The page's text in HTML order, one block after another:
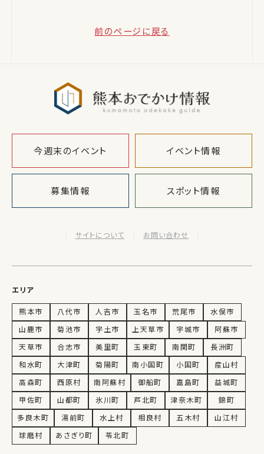
前のページに戻る
今週末のイベント イベント情報
募集情報 スポット情報
サイトについて お問い合わせ
エリア
熊本市 八代市 人吉市 玉名市 荒尾市
水俣市
山鹿市
菊池市 宇土市 上天草市 宇城市
阿蘇市
天草市
合志市 美里町 玉東町 南関町
長洲町
和水町
大津町 菊陽町 南小国町 小国町
産山村
高森町
西原村 南阿蘇村 御船町 嘉島町
益城町
甲佐町
山都町 氷川町 芦北町 津奈木町
錦町
多良木町
湯前町 水上村 相良村 五木村
山江村
球磨村
あさぎり町 苓北町